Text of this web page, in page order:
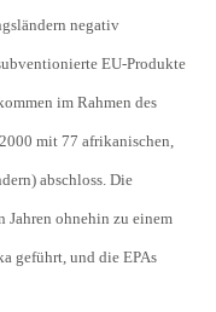
negativ
EU-Produkte
im Rahmen des
mit 77 afrikanischen,
abschloss. Die
ohnehin zu einem
geführt, und die EPAs